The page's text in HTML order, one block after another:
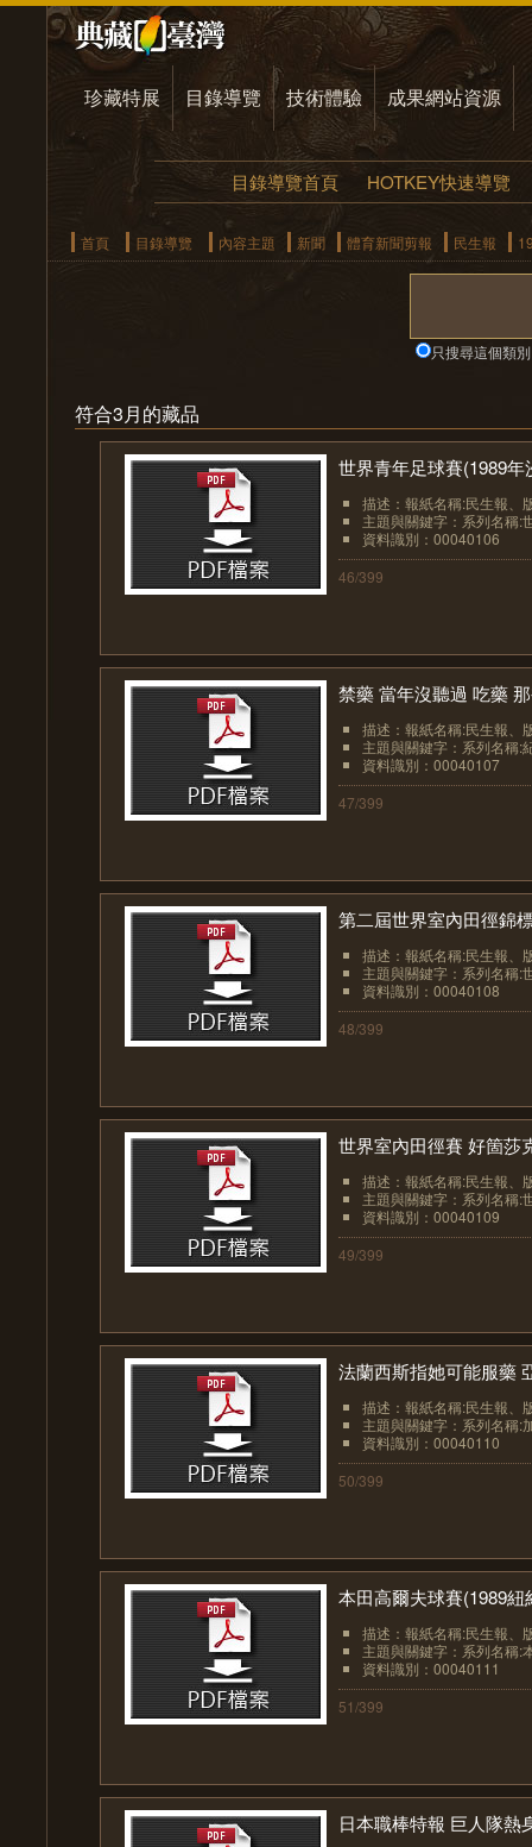
珍藏特展 目錄導覽 技術體驗 成果網站資源
目錄導覽首頁 HOTKEY快速導覽
首頁 目錄導覽 內容主題 新聞 體育新聞剪報 民生報
只搜尋這個類別
符合3月的藏品
世界青年足球賽(1989
描述：報紙名稱:民生報、
主題與關鍵字：系列名稱:
資料識別：00040106
46/399
禁藥 當年沒聽過 吃藥
描述：報紙名稱:民生報、
主題與關鍵字：系列名稱:
資料識別：00040107
47/399
第二屆世界室內田徑錦
描述：報紙名稱:民生報、
主題與關鍵字：系列名稱:
資料識別：00040108
48/399
世界室內田徑賽 好箇莎
描述：報紙名稱:民生報、
主題與關鍵字：系列名稱:
資料識別：00040109
49/399
法蘭西斯指她可能服藥
描述：報紙名稱:民生報、
主題與關鍵字：系列名稱:
資料識別：00040110
50/399
本田高爾夫球賽(1989
描述：報紙名稱:民生報、
主題與關鍵字：系列名稱:
資料識別：00040111
51/399
日本職棒特報 巨人隊熱